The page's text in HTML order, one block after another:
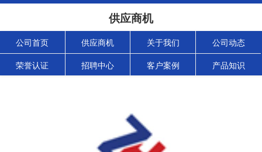
供应商机
公司首页 供应商机 关于我们 公司动态
荣誉认证 招聘中心 客户案例 产品知识